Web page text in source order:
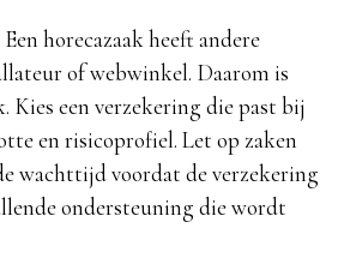
horecazaak heeft andere
of webwinkel. Daarom is
Kies een verzekering die past bij
en risicoprofiel. Let op zaken
wachttijd voordat de verzekering
ondersteuning die wordt